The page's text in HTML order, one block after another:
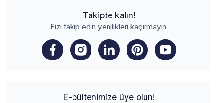
Takipte kalın!
Bizi takip edin yenilikleri kaçırmayın.
E-bültenimize üye olun!